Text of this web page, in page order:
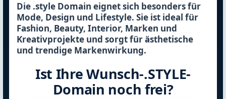
Die .style Domain eignet sich besonders für
Mode, Design und Lifestyle. Sie ist ideal für
Fashion, Beauty, Interior, Marken und
Kreativprojekte und sorgt für ästhetische
und trendige Markenwirkung.
Ist Ihre Wunsch-.STYLE-
Domain noch frei?